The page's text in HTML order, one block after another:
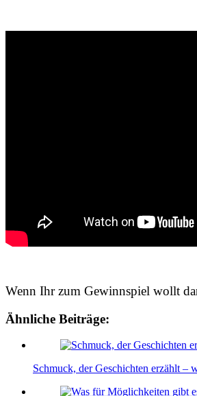
Wenn Ihr zum Gewinnspiel wollt
Ähnliche Beiträge:
Schmuck, der Geschichten erzählt